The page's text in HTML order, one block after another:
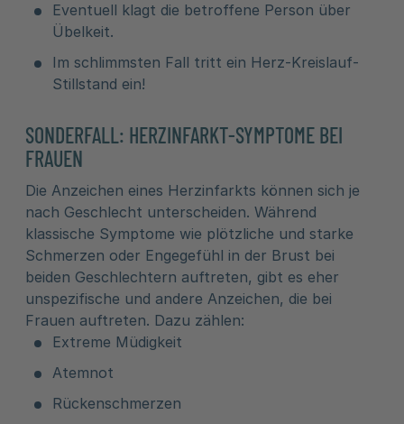
Eventuell klagt die betroffene Person über
Übelkeit.
Im schlimmsten Fall tritt ein Herz-Kreislauf-
Stillstand ein!
SONDERFALL: HERZINFARKT-SYMPTOME BEI
FRAUEN
Die Anzeichen eines Herzinfarkts können sich je
nach Geschlecht unterscheiden. Während
klassische Symptome wie plötzliche und starke
Schmerzen oder Engegefühl in der Brust bei
beiden Geschlechtern auftreten, gibt es eher
unspezifische und andere Anzeichen, die bei
Frauen auftreten. Dazu zählen:
Extreme Müdigkeit
Atemnot
Rückenschmerzen